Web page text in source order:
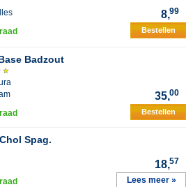
8,99
Bestellen
Badzout
35,00
Bestellen
Spag.
18,57
Lees meer »